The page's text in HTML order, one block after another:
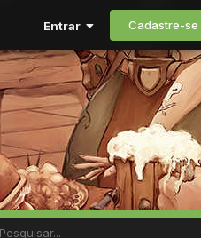
Entrar Cadastre-se